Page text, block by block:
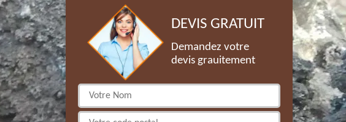
DEVIS GRATUIT
Demandez votre
devis grauitement